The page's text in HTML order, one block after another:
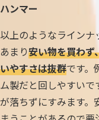
ハンマー
以上のようなラインナ
あまり安い物を買わず
いやすさは抜群です。
ム製だと回しやすい
が落ちずにすみます。